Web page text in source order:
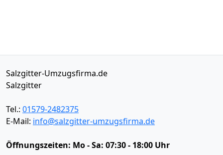
Salzgitter-Umzugsfirma.de
Salzgitter
Tel.: 01579-2482375
E-Mail: info@salzgitter-umzugsfirma.de
Öffnungszeiten: Mo - Sa: 07:30 - 18:00 Uhr